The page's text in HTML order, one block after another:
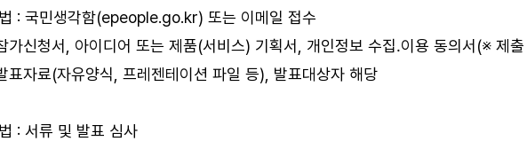
: 국민생각함(epeople.go.kr) 또는 이메일 접수
가신청서, 아이디어 또는 제품(서비스) 기획서, 개인정보 수집․이용 동의서(※ 제
표자료(자유양식, 프레젠테이션 파일 등), 발표대상자 해당
: 서류 및 발표 심사